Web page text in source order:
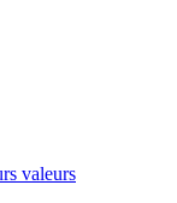
valeurs